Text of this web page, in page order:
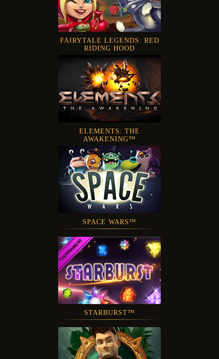
FAIRYTALE LEGENDS: RED
RIDING HOOD
ELEMENTS: THE
AWAKENING™
SPACE WARS™
STARBURST™